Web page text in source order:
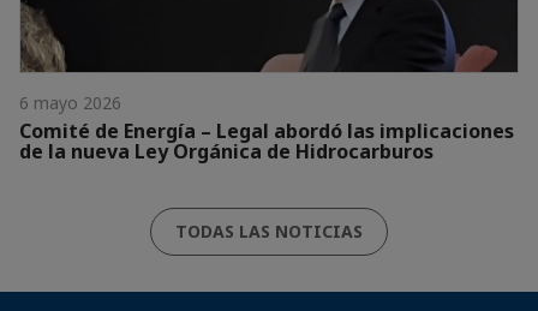
6 mayo 2026
Comité de Energía – Legal abordó las implicaciones
de la nueva Ley Orgánica de Hidrocarburos
TODAS LAS NOTICIAS